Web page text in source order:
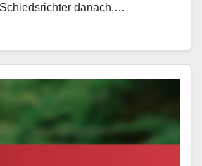
danach,…